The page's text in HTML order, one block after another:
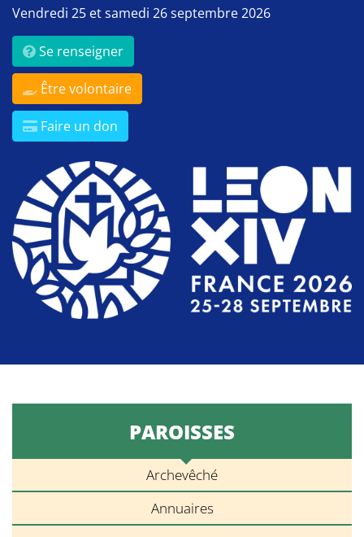
Vendredi 25 et samedi 26 septembre 2026
Se renseigner
Être volontaire
Faire un don
PAROISSES
Archevêché
Annuaires